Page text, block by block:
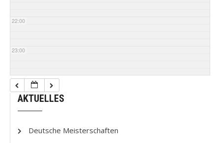
22:00
23:00
AKTUELLES
Deutsche Meisterschaften